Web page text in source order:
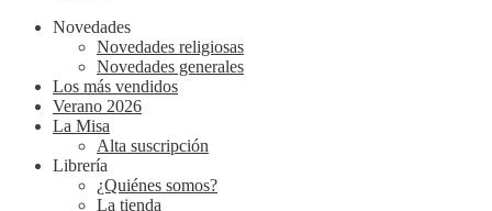
Novedades
Novedades religiosas
Novedades generales
Los más vendidos
Verano 2026
La Misa
Alta suscripción
Librería
¿Quiénes somos?
La tienda